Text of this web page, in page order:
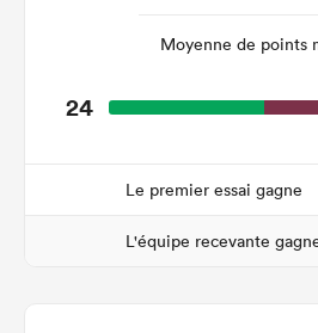
Moyenne de points
24
Le premier essai gagne
L'équipe recevante